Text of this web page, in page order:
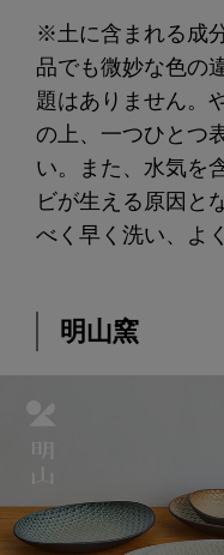
※土に含まれる成
品でも微妙な色の
題はありません。
の上、一つひとつ
い。また、水気を
ビが生える原因と
べく早く洗い、よ
明山窯